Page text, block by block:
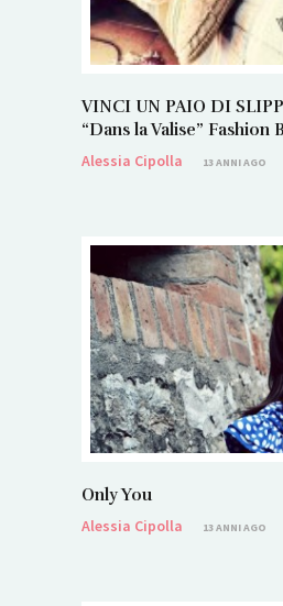
VINCI UN PAIO DI
“Dans la Valise” Fashion
Alessia Cipolla
13 ANNI AGO
Only You
Alessia Cipolla
13 ANNI AGO